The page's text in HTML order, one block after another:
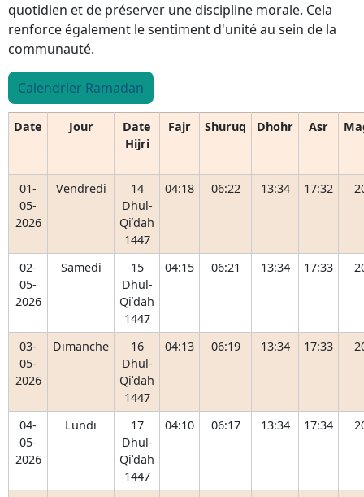
quotidien et de préserver une discipline morale. Cela
renforce également le sentiment d'unité au sein de la
communauté.
Calendrier Ramadan
Date Jour
Date
Hijri
Fajr Shuruq Dhohr Asr
01-
05-
2026
Vendredi
14
Dhul-
Qiʿdah
1447
04:18 06:22 13:34 17:32
02-
05-
2026
Samedi
15
Dhul-
Qiʿdah
1447
04:15 06:21 13:34 17:33
03-
05-
2026
Dimanche
16
Dhul-
Qiʿdah
1447
04:13 06:19 13:34 17:33
04-
05-
2026
Lundi
17
Dhul-
Qiʿdah
1447
04:10 06:17 13:34 17:34